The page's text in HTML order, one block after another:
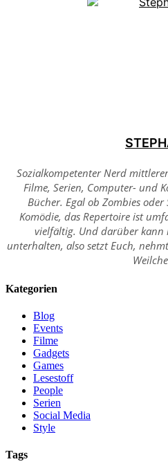
Sozialkompetenter Nerd
Filme, Serien, Computer- und
Bücher. Egal ob Zombies
Komödie, das Repertoire ist
vielfältig. Und darüber kann
unterhalten, also setzt Euch,
Kategorien
Blog
Events
Filme
Gadgets
Games
Lesestoff
People
Serien
Social Media
Style
Tags